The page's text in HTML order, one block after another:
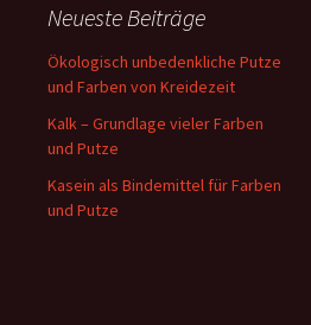
Neueste Beiträge
Ökologisch unbedenkliche Putze
und Farben von Kreidezeit
Kalk – Grundlage vieler Farben
und Putze
Kasein als Bindemittel für Farben
und Putze